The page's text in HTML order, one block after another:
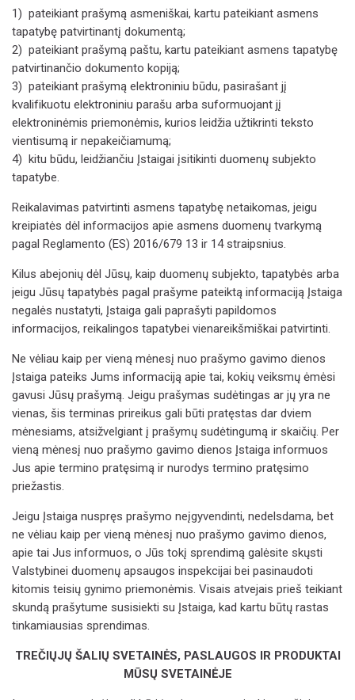
1) pateikiant prašymą asmeniškai, kartu pateikiant asmens
tapatybę patvirtinantį dokumentą;
2) pateikiant prašymą paštu, kartu pateikiant asmens tapatybę
patvirtinančio dokumento kopiją;
3) pateikiant prašymą elektroniniu būdu, pasirašant jį
kvalifikuotu elektroniniu parašu arba suformuojant jį
elektroninėmis priemonėmis, kurios leidžia užtikrinti teksto
vientisumą ir nepakeičiamumą;
4) kitu būdu, leidžiančiu Įstaigai įsitikinti duomenų subjekto
tapatybe.
Reikalavimas patvirtinti asmens tapatybę netaikomas, jeigu
kreipiatės dėl informacijos apie asmens duomenų tvarkymą
pagal Reglamento (ES) 2016/679 13 ir 14 straipsnius.
Kilus abejonių dėl Jūsų, kaip duomenų subjekto, tapatybės arba
jeigu Jūsų tapatybės pagal prašyme pateiktą informaciją Įstaiga
negalės nustatyti, Įstaiga gali paprašyti papildomos
informacijos, reikalingos tapatybei vienareikšmiškai patvirtinti.
Ne vėliau kaip per vieną mėnesį nuo prašymo gavimo dienos
Įstaiga pateiks Jums informaciją apie tai, kokių veiksmų ėmėsi
gavusi Jūsų prašymą. Jeigu prašymas sudėtingas ar jų yra ne
vienas, šis terminas prireikus gali būti pratęstas dar dviem
mėnesiams, atsižvelgiant į prašymų sudėtingumą ir skaičių. Per
vieną mėnesį nuo prašymo gavimo dienos Įstaiga informuos
Jus apie termino pratęsimą ir nurodys termino pratęsimo
priežastis.
Jeigu Įstaiga nuspręs prašymo neįgyvendinti, nedelsdama, bet
ne vėliau kaip per vieną mėnesį nuo prašymo gavimo dienos,
apie tai Jus informuos, o Jūs tokį sprendimą galėsite skųsti
Valstybinei duomenų apsaugos inspekcijai bei pasinaudoti
kitomis teisių gynimo priemonėmis. Visais atvejais prieš teikiant
skundą prašytume susisiekti su Įstaiga, kad kartu būtų rastas
tinkamiausias sprendimas.
TREČIŲJŲ ŠALIŲ SVETAINĖS, PASLAUGOS IR PRODUKTAI
MŪSŲ SVETAINĖJE